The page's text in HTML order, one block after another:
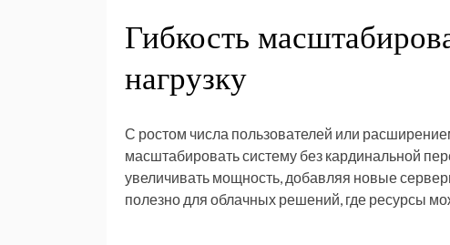
Гибкость
нагрузку
С ростом числа пользователей или
масштабировать систему без кардинальной
увеличивать мощность, добавляя новые
полезно для облачных решений, где ресурсы